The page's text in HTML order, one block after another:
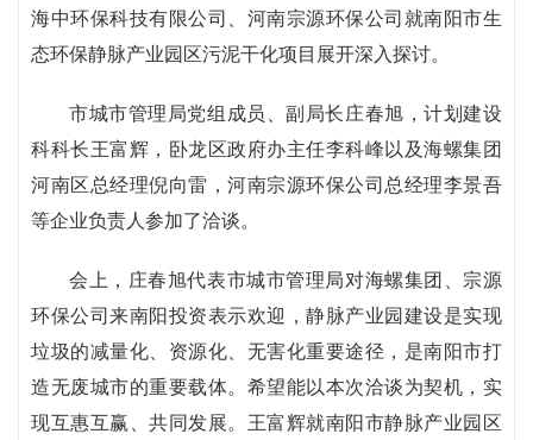
海中环保科技有限公司、河南宗源环保公司就南阳市生
态环保静脉产业园区污泥干化项目展开深入探讨。
市城市管理局党组成员、副局长庄春旭，计划建设
科科长王富辉，卧龙区政府办主任李科峰以及海螺集团
河南区总经理倪向雷，河南宗源环保公司总经理李景吾
等企业负责人参加了洽谈。
会上，庄春旭代表市城市管理局对海螺集团、宗源
环保公司来南阳投资表示欢迎，静脉产业园建设是实现
垃圾的减量化、资源化、无害化重要途径，是南阳市打
造无废城市的重要载体。希望能以本次洽谈为契机，实
现互惠互赢、共同发展。王富辉就南阳市静脉产业园区